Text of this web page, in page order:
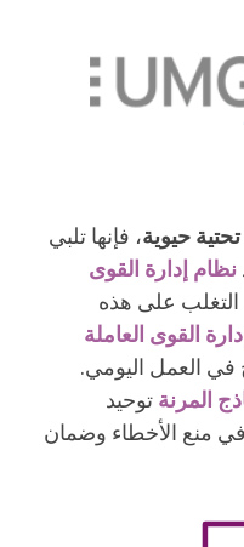
تحتية حيوية، فإنها تلبي
نظام إدارة القوى
على هذه
القوى العاملة
العمل اليومي.
المرنة توحيد
منع الأخطاء وضمان